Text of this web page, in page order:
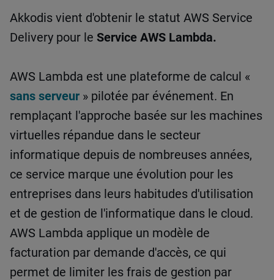
Akkodis vient d'obtenir le statut AWS Service
Delivery pour le Service AWS Lambda.
AWS Lambda est une plateforme de calcul «
sans serveur » pilotée par événement. En
remplaçant l'approche basée sur les machines
virtuelles répandue dans le secteur
informatique depuis de nombreuses années,
ce service marque une évolution pour les
entreprises dans leurs habitudes d'utilisation
et de gestion de l'informatique dans le cloud.
AWS Lambda applique un modèle de
facturation par demande d'accès, ce qui
permet de limiter les frais de gestion par